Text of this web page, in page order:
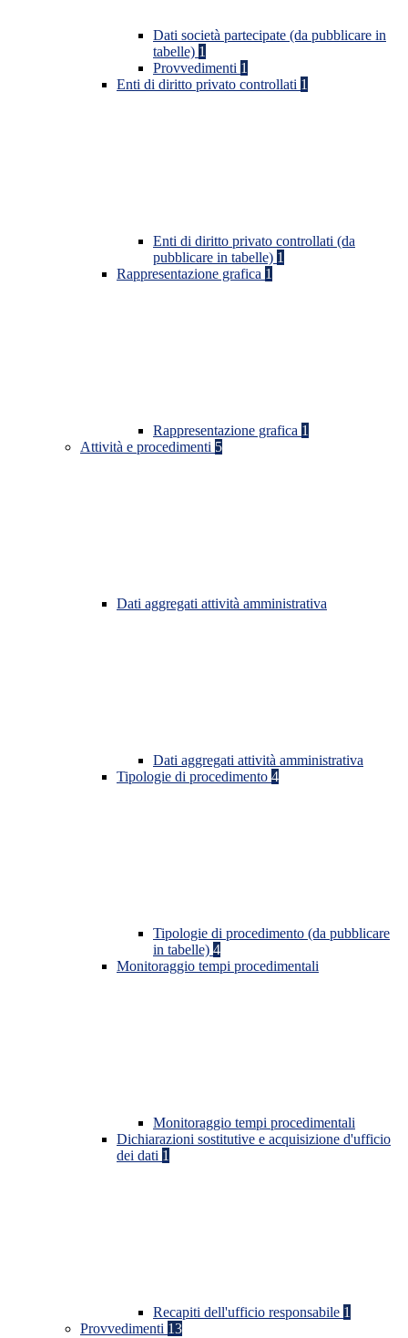
Dati società partecipate (da pubblicare in
tabelle) 1
Provvedimenti 1
Enti di diritto privato controllati 1
Enti di diritto privato controllati (da
pubblicare in tabelle) 1
Rappresentazione grafica 1
Rappresentazione grafica 1
Attività e procedimenti 5
Dati aggregati attività amministrativa
Dati aggregati attività amministrativa
Tipologie di procedimento 4
Tipologie di procedimento (da pubblicare
in tabelle) 4
Monitoraggio tempi procedimentali
Monitoraggio tempi procedimentali
Dichiarazioni sostitutive e acquisizione d'ufficio
dei dati 1
Recapiti dell'ufficio responsabile 1
Provvedimenti 13